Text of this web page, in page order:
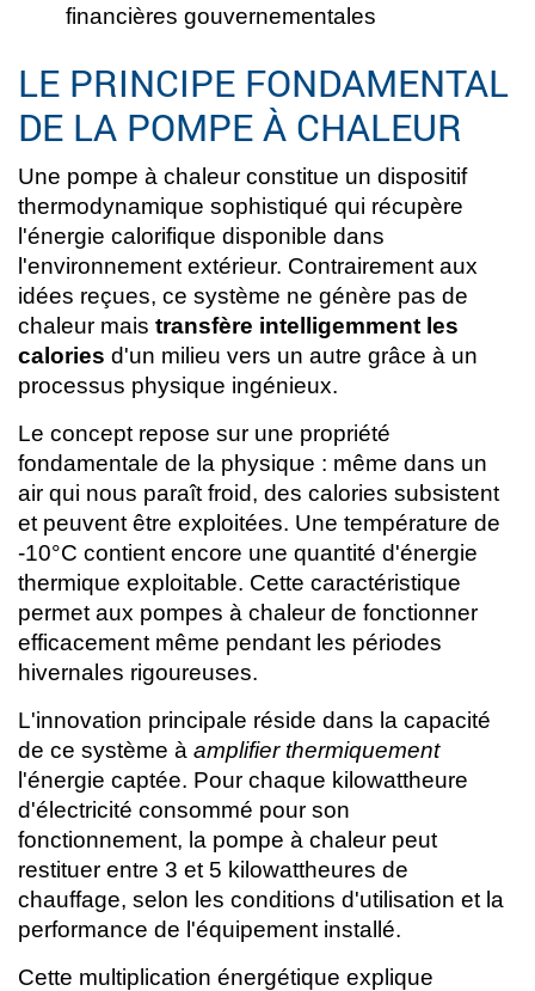
financières gouvernementales
LE PRINCIPE FONDAMENTAL
DE LA POMPE À CHALEUR
Une pompe à chaleur constitue un dispositif
thermodynamique sophistiqué qui récupère
l'énergie calorifique disponible dans
l'environnement extérieur. Contrairement aux
idées reçues, ce système ne génère pas de
chaleur mais transfère intelligemment les
calories d'un milieu vers un autre grâce à un
processus physique ingénieux.
Le concept repose sur une propriété
fondamentale de la physique : même dans un
air qui nous paraît froid, des calories subsistent
et peuvent être exploitées. Une température de
-10°C contient encore une quantité d'énergie
thermique exploitable. Cette caractéristique
permet aux pompes à chaleur de fonctionner
efficacement même pendant les périodes
hivernales rigoureuses.
L'innovation principale réside dans la capacité
de ce système à amplifier thermiquement
l'énergie captée. Pour chaque kilowattheure
d'électricité consommé pour son
fonctionnement, la pompe à chaleur peut
restituer entre 3 et 5 kilowattheures de
chauffage, selon les conditions d'utilisation et la
performance de l'équipement installé.
Cette multiplication énergétique explique